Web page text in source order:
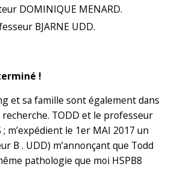
DOMINIQUE MENARD.
BJARNE UDD.
!
et sa famille sont également dans
TODD et le professeur
m’expédient le 1er MAI 2017 un
B . UDD) m’annonçant que Todd
pathologie que moi HSPB8